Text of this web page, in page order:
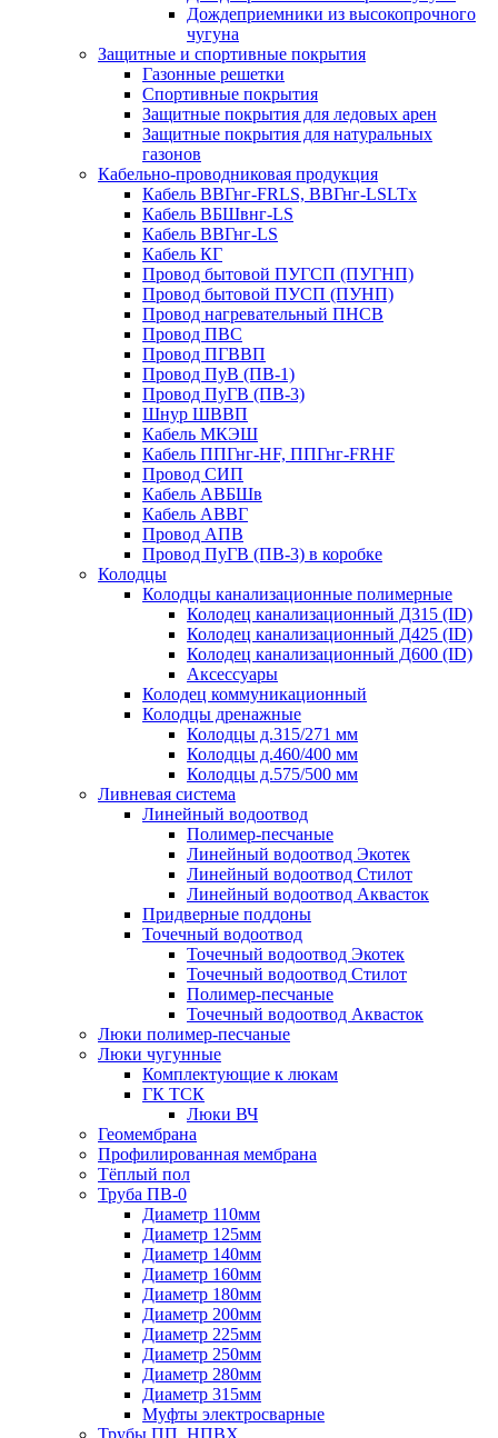
Дождеприемники из высокопрочного
чугуна
Защитные и спортивные покрытия
Газонные решетки
Спортивные покрытия
Защитные покрытия для ледовых арен
Защитные покрытия для натуральных
газонов
Кабельно-проводниковая продукция
Кабель ВВГнг-FRLS, ВВГнг-LSLTx
Кабель ВБШвнг-LS
Кабель ВВГнг-LS
Кабель КГ
Провод бытовой ПУГСП (ПУГНП)
Провод бытовой ПУСП (ПУНП)
Провод нагревательный ПНСВ
Провод ПВС
Провод ПГВВП
Провод ПуВ (ПВ-1)
Провод ПуГВ (ПВ-3)
Шнур ШВВП
Кабель МКЭШ
Кабель ППГнг-HF, ППГнг-FRHF
Провод СИП
Кабель АВБШв
Кабель АВВГ
Провод АПВ
Провод ПуГВ (ПВ-3) в коробке
Колодцы
Колодцы канализационные полимерные
Колодец канализационный Д315 (ID)
Колодец канализационный Д425 (ID)
Колодец канализационный Д600 (ID)
Аксессуары
Колодец коммуникационный
Колодцы дренажные
Колодцы д.315/271 мм
Колодцы д.460/400 мм
Колодцы д.575/500 мм
Ливневая система
Линейный водоотвод
Полимер-песчаные
Линейный водоотвод Экотек
Линейный водоотвод Стилот
Линейный водоотвод Аквасток
Придверные поддоны
Точечный водоотвод
Точечный водоотвод Экотек
Точечный водоотвод Стилот
Полимер-песчаные
Точечный водоотвод Аквасток
Люки полимер-песчаные
Люки чугунные
Комплектующие к люкам
ГК ТСК
Люки ВЧ
Геомембрана
Профилированная мембрана
Тёплый пол
Труба ПВ-0
Диаметр 110мм
Диаметр 125мм
Диаметр 140мм
Диаметр 160мм
Диаметр 180мм
Диаметр 200мм
Диаметр 225мм
Диаметр 250мм
Диаметр 280мм
Диаметр 315мм
Муфты электросварные
Трубы ПП, НПВХ